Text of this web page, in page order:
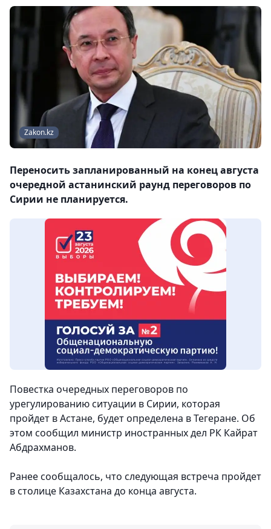
Zakon.kz
Переносить запланированный на конец августа
очередной астанинский раунд переговоров по
Сирии не планируется.
Повестка очередных переговоров по
урегулированию ситуации в Сирии, которая
пройдет в Астане, будет определена в Тегеране. Об
этом сообщил министр иностранных дел РК Кайрат
Абдрахманов.
Ранее сообщалось, что следующая встреча пройдет
в столице Казахстана до конца августа.